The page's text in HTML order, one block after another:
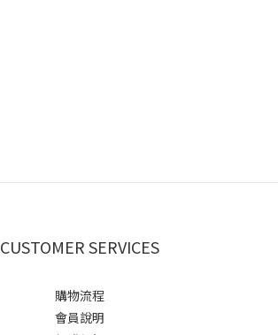
CUSTOMER SERVICES
購物流程
會員說明